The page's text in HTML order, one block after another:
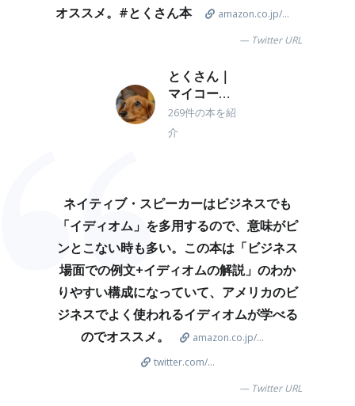
オススメ。#とくさん本
amazon.co.jp/...
Twitter URL
とくさん｜
マイコーピ
ング
269件の本を紹
介
ネイティブ・スピーカーはビジネスでも
「イディオム」を多用するので、意味がピ
ンとこない時も多い。この本は「ビジネス
場面での例文+イディオムの解説」のわか
りやすい構成になっていて、アメリカのビ
ジネスでよく使われるイディオムが学べる
のでオススメ。
amazon.co.jp/...
twitter.com/...
Twitter URL